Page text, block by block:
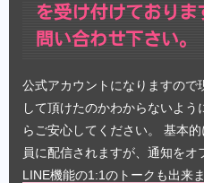
を受け付けており
問い合わせ下さい。
公式アカウントになりますので
して頂けたのかわからないよ
らご安心してください。 基本
員に配信されますが、通知をオ
LINE機能の1:1のトークも出来ま